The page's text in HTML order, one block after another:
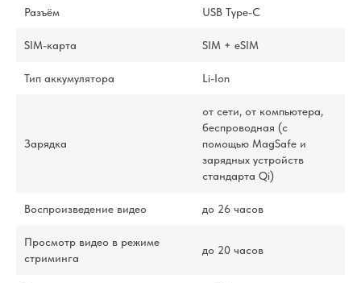
Разъём USB Type-C
SIM-карта SIM + eSIM
Тип аккумулятора Li-Ion
Зарядка
от сети, от компьютера,
беспроводная (с
помощью MagSafe и
зарядных устройств
стандарта Qi)
Воспроизведение видео до 26 часов
Просмотр видео в режиме
стриминга
до 20 часов